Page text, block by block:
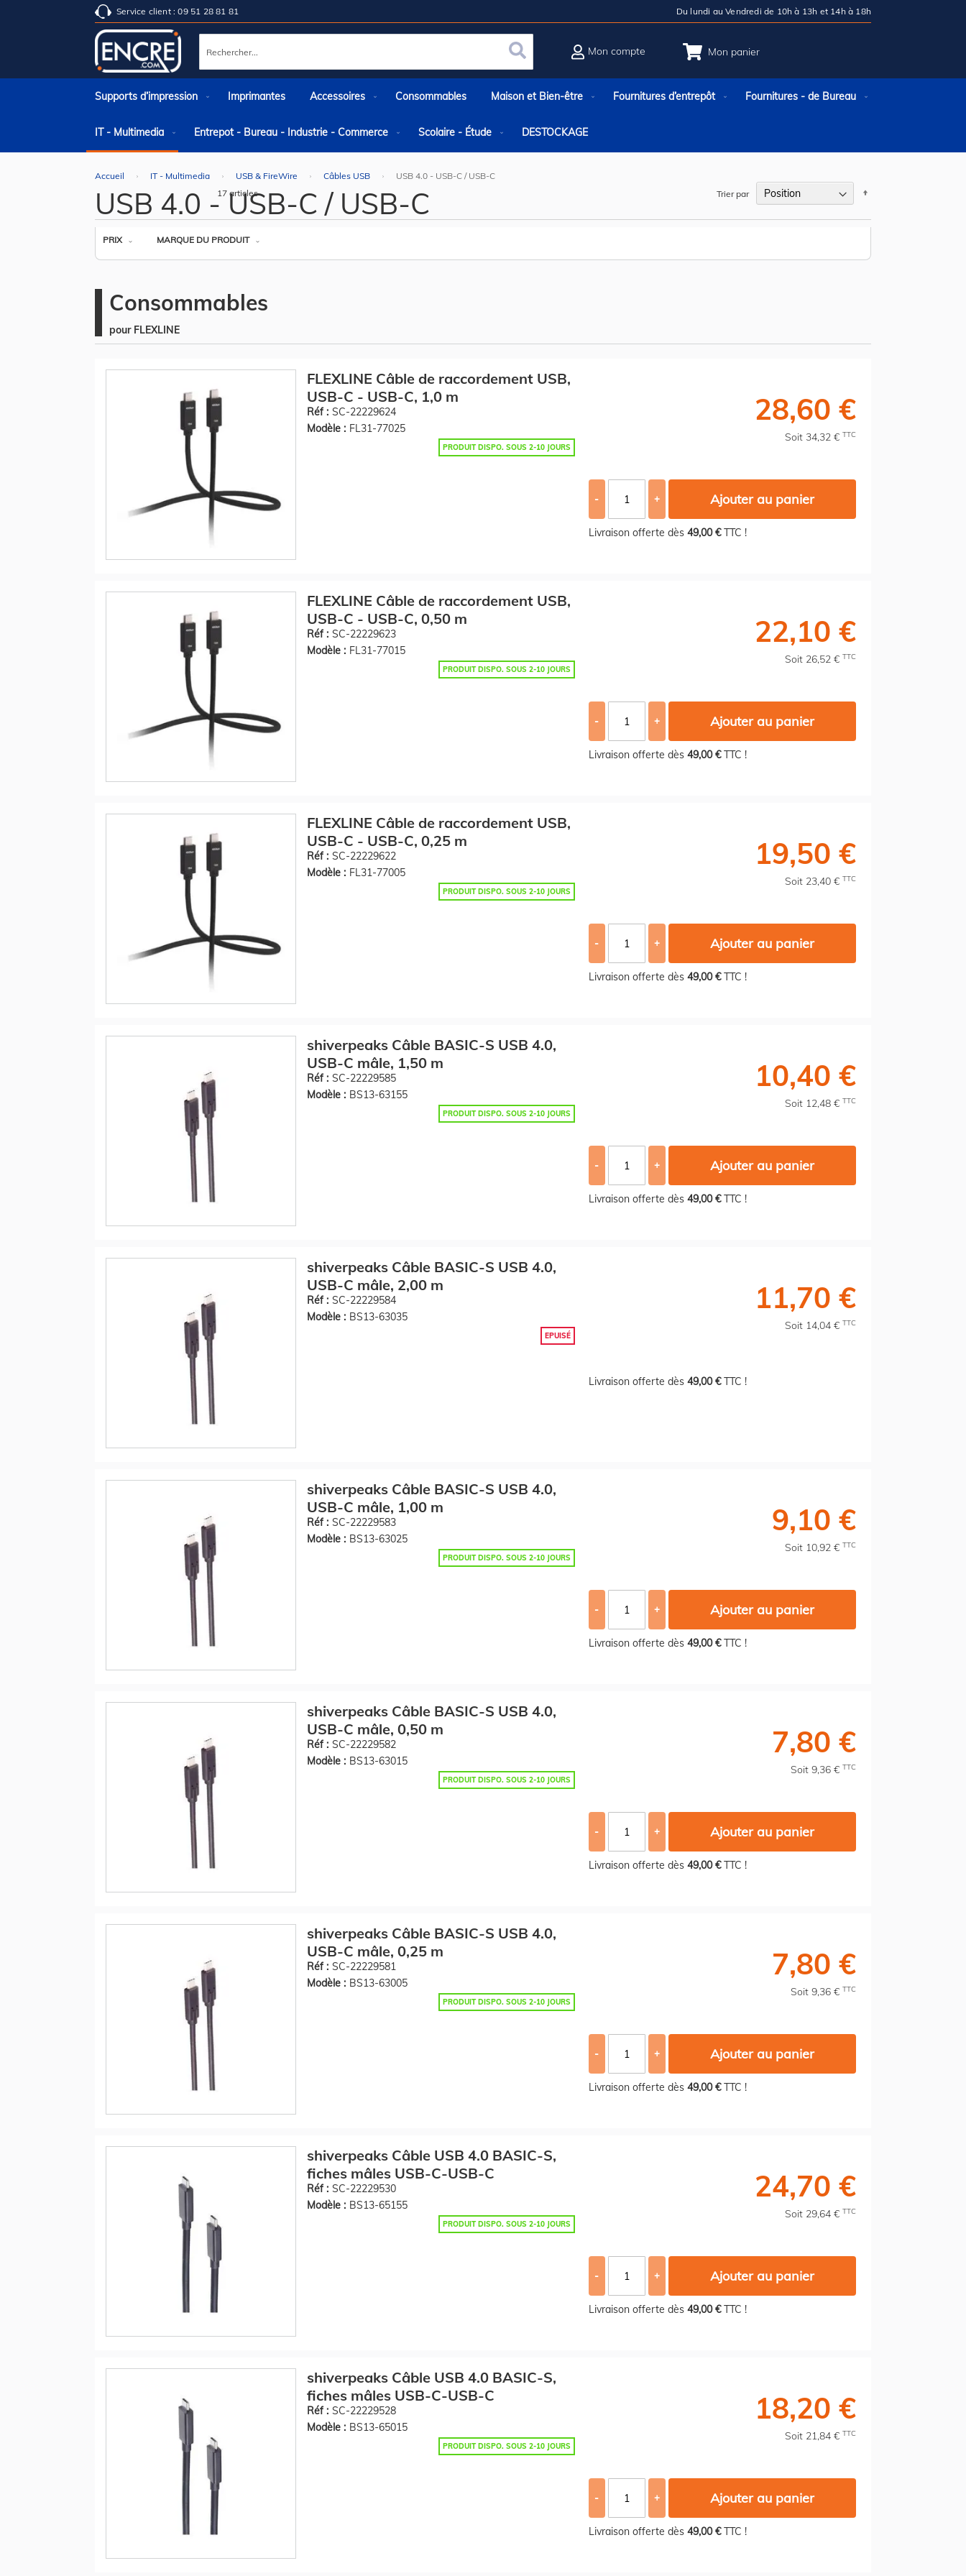
Service client : 09 51 28 81 81 Du lundi au Vendredi de 10h à 13h et 14h à 18h
Mon panier
Rechercher Rechercher
Mon compte
Supports d’impression Imprimantes Accessoires Consommables Maison et Bien-être Fournitures d’entrepôt Fournitures - de Bureau
IT - Multimedia Entrepot - Bureau - Industrie - Commerce Scolaire - Étude DESTOCKAGE
Accueil IT - Multimedia USB & FireWire Câbles USB USB 4.0 - USB-C / USB-C
USB 4.0 - USB-C / USB-C
PRIX MARQUE DU PRODUIT
17 articles Trier par
Consommables
pour FLEXLINE
FLEXLINE Câble de raccordement USB,
USB-C - USB-C, 1,0 m
Réf : SC-22229624
Modèle : FL31-77025
PRODUIT DISPO. SOUS 2-10 JOURS
28,60 €
Soit 34,32 € TTC
- + Ajouter au panier
Livraison offerte dès 49,00 €TTC !
FLEXLINE Câble de raccordement USB,
USB-C - USB-C, 0,50 m
Réf : SC-22229623
Modèle : FL31-77015
PRODUIT DISPO. SOUS 2-10 JOURS
22,10 €
Soit 26,52 € TTC
- + Ajouter au panier
Livraison offerte dès 49,00 €TTC !
FLEXLINE Câble de raccordement USB,
USB-C - USB-C, 0,25 m
Réf : SC-22229622
Modèle : FL31-77005
PRODUIT DISPO. SOUS 2-10 JOURS
19,50 €
Soit 23,40 € TTC
- + Ajouter au panier
Livraison offerte dès 49,00 €TTC !
shiverpeaks Câble BASIC-S USB 4.0,
USB-C mâle, 1,50 m
Réf : SC-22229585
Modèle : BS13-63155
PRODUIT DISPO. SOUS 2-10 JOURS
10,40 €
Soit 12,48 € TTC
- + Ajouter au panier
Livraison offerte dès 49,00 €TTC !
shiverpeaks Câble BASIC-S USB 4.0,
USB-C mâle, 2,00 m
Réf : SC-22229584
Modèle : BS13-63035
EPUISÉ
11,70 €
Soit 14,04 € TTC
Livraison offerte dès 49,00 €TTC !
shiverpeaks Câble BASIC-S USB 4.0,
USB-C mâle, 1,00 m
Réf : SC-22229583
Modèle : BS13-63025
PRODUIT DISPO. SOUS 2-10 JOURS
9,10 €
Soit 10,92 € TTC
- + Ajouter au panier
Livraison offerte dès 49,00 €TTC !
shiverpeaks Câble BASIC-S USB 4.0,
USB-C mâle, 0,50 m
Réf : SC-22229582
Modèle : BS13-63015
PRODUIT DISPO. SOUS 2-10 JOURS
7,80 €
Soit 9,36 € TTC
- + Ajouter au panier
Livraison offerte dès 49,00 €TTC !
shiverpeaks Câble BASIC-S USB 4.0,
USB-C mâle, 0,25 m
Réf : SC-22229581
Modèle : BS13-63005
PRODUIT DISPO. SOUS 2-10 JOURS
7,80 €
Soit 9,36 € TTC
- + Ajouter au panier
Livraison offerte dès 49,00 €TTC !
shiverpeaks Câble USB 4.0 BASIC-S,
fiches mâles USB-C-USB-C
Réf : SC-22229530
Modèle : BS13-65155
PRODUIT DISPO. SOUS 2-10 JOURS
24,70 €
Soit 29,64 € TTC
- + Ajouter au panier
Livraison offerte dès 49,00 €TTC !
shiverpeaks Câble USB 4.0 BASIC-S,
fiches mâles USB-C-USB-C
Réf : SC-22229528
Modèle : BS13-65015
PRODUIT DISPO. SOUS 2-10 JOURS
18,20 €
Soit 21,84 € TTC
- + Ajouter au panier
Livraison offerte dès 49,00 €TTC !